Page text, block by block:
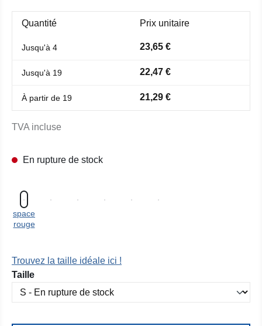
Quantité Prix unitaire
Jusqu'à 4 23,65 €
Jusqu'à 19 22,47 €
À partir de 19 21,29 €
TVA incluse
En rupture de stock
space
rouge
Trouvez la taille idéale ici !
Sélectionnez
Taille